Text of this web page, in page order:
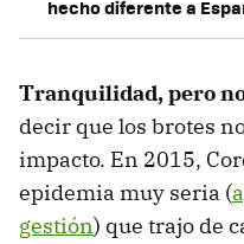
hecho diferente a
Tranquilidad, pero
decir que los brotes
impacto. En 2015,
epidemia muy seria (
gestión) que trajo de